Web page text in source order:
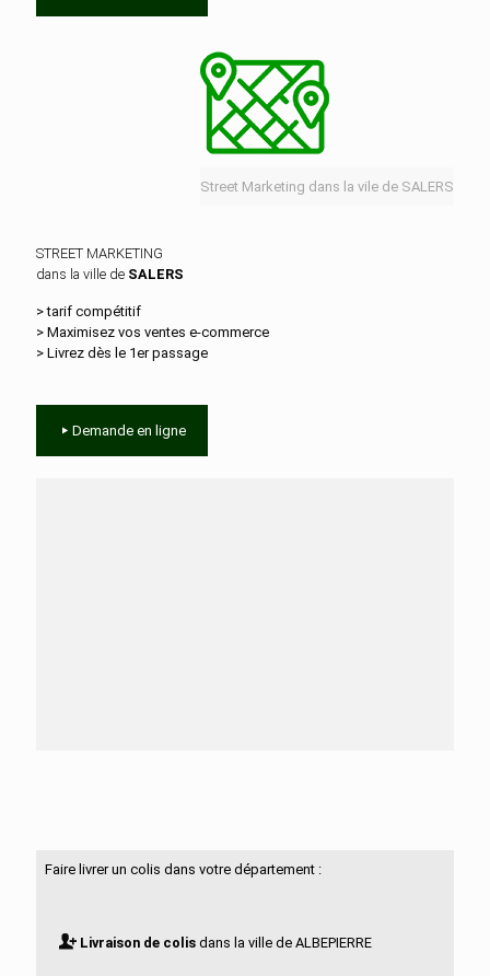
Street Marketing dans la vile de SALERS
STREET MARKETING
dans la ville de SALERS
> tarif compétitif
> Maximisez vos ventes e‑commerce
> Livrez dès le 1er passage
Demande en ligne
Faire livrer un colis dans votre département :
Livraison de colisdans la ville de ALBEPIERRE